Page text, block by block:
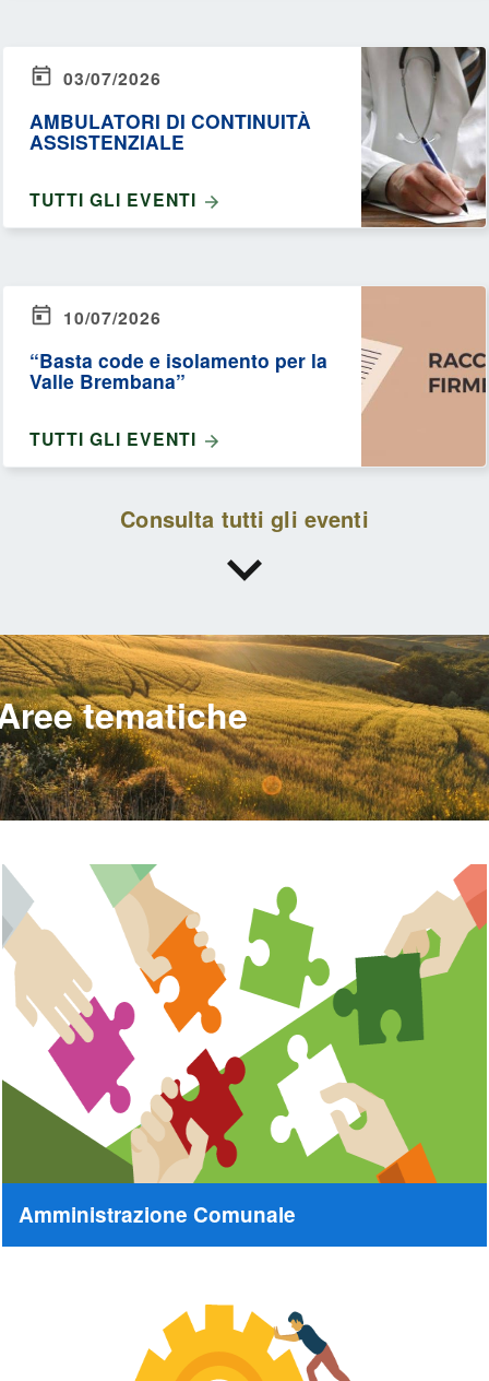
03/07/2026
AMBULATORI DI CONTINUITÀ
ASSISTENZIALE
TUTTI GLI EVENTI
10/07/2026
“Basta code e isolamento per la
Valle Brembana”
TUTTI GLI EVENTI
Consulta tutti gli eventi
tematiche
Amministrazione Comunale